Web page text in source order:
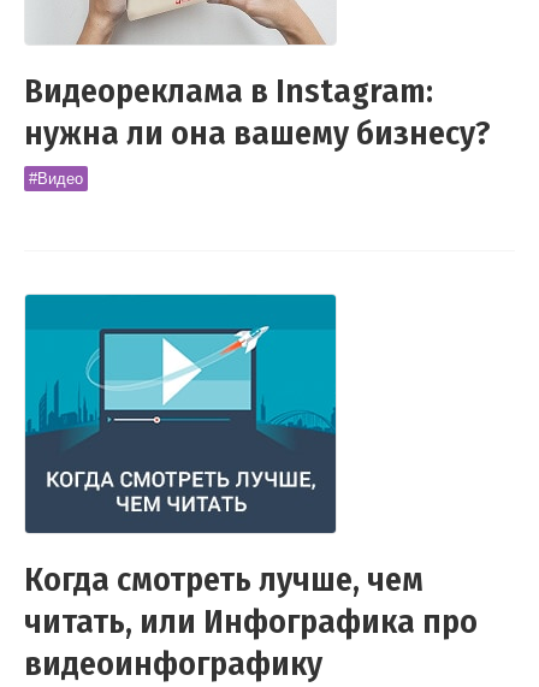
Видеореклама в Instagram:
нужна ли она вашему бизнесу?
#Видео
Когда смотреть лучше, чем
читать, или Инфографика про
видеоинфографику